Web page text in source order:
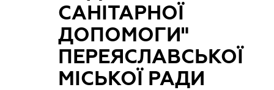
САНІТАРНОЇ
ДОПОМОГИ"
ПЕРЕЯСЛАВСЬКОЇ
МІСЬКОЇ РАДИ